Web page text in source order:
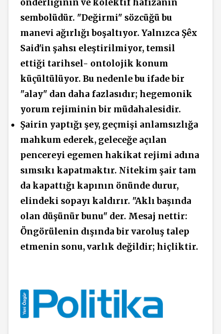
önderliğinin ve kolektif hafızanın
sembolüdür. "Değirmi" sözcüğü bu
manevi ağırlığı boşaltıyor. Yalnızca Şêx
Said'in şahsı eleştirilmiyor, temsil
ettiği tarihsel- ontolojik konum
küçültülüyor. Bu nedenle bu ifade bir
"alay" dan daha fazlasıdır; hegemonik
yorum rejiminin bir müdahalesidir.
Şairin yaptığı şey, geçmişi anlamsızlığa
mahkum ederek, geleceğe açılan
pencereyi egemen hakikat rejimi adına
sımsıkı kapatmaktır. Nitekim şair tam
da kapattığı kapının önünde durur,
elindeki sopayı kaldırır. "Aklı başında
olan düşünür bunu" der. Mesaj nettir:
Öngörülenin dışında bir varoluş talep
etmenin sonu, varlık değildir; hiçliktir.